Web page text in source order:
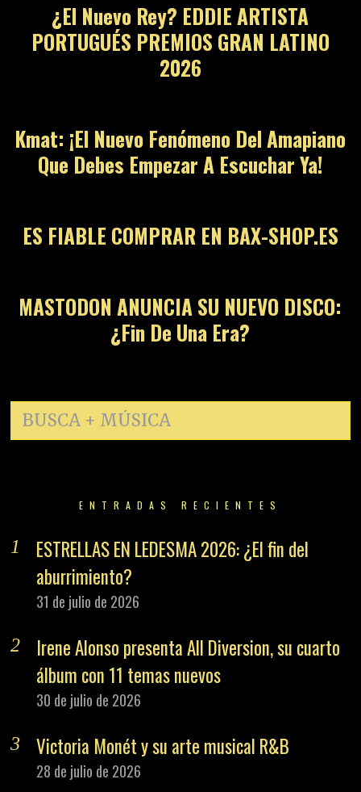
¿El Nuevo Rey? EDDIE ARTISTA
PORTUGUÉS PREMIOS GRAN LATINO
2026
Kmat: ¡El Nuevo Fenómeno Del Amapiano
Que Debes Empezar A Escuchar Ya!
13
ES FIABLE COMPRAR EN BAX-SHOP.ES
14
MASTODON ANUNCIA SU NUEVO DISCO:
¿Fin De Una Era?
ENTRADAS RECIENTES
ESTRELLAS EN LEDESMA 2026: ¿El fin del
aburrimiento?
31 de julio de 2026
Irene Alonso presenta All Diversion, su cuarto
álbum con 11 temas nuevos
30 de julio de 2026
Victoria Monét y su arte musical R&B
28 de julio de 2026